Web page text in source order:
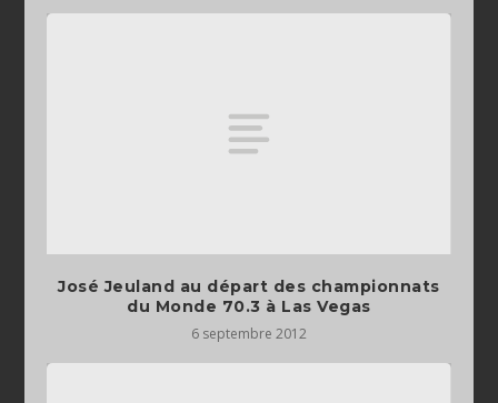
José Jeuland au départ des championnats
du Monde 70.3 à Las Vegas
6 septembre 2012